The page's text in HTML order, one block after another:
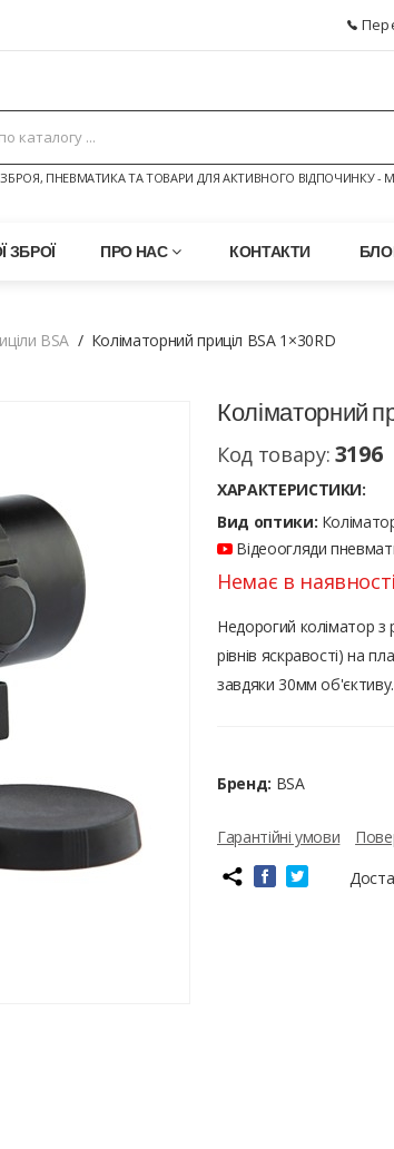
ПНЕВМАТИКА ТА ТОВАРИ ДЛЯ АКТИВНОГО ВІДПОЧИНКУ -
ЗБРОЇ ПРО НАС КОНТАКТИ
BSA Коліматорний приціл BSA 1×30RD
Коліматорний
Код товару: 3196
ХАРАКТЕРИСТИКИ:
Вид оптики:
Відеоогляди
Немає в наявності
Недорогий коліматор
рівнів яскравості) на
завдяки 30мм об'єктиву.
Бренд: BSA
Гарантійні умови